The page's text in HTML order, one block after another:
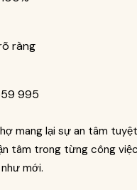
ràng
995
mang lại sự an tâm
tâm trong từng công
mới.